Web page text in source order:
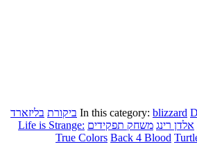
In this category: blizzard ביקורת בליזארד
אלדן רינג משחק תפקידים Life is Strange:
True Colors Back 4 Blood